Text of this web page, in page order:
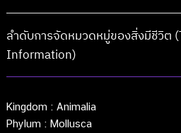
ลำดับการจัดหมวดหมู่ของสิ่งมีชีวิต
Information)
Kingdom : Animalia
Phylum : Mollusca